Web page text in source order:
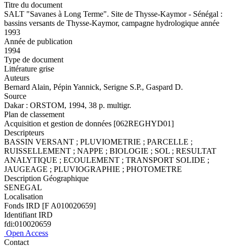
Titre du document
SALT "Savanes à Long Terme". Site de Thysse-Kaymor - Sénégal :
bassins versants de Thysse-Kaymor, campagne hydrologique année
1993
Année de publication
1994
Type de document
Littérature grise
Auteurs
Bernard Alain, Pépin Yannick, Serigne S.P., Gaspard D.
Source
Dakar : ORSTOM, 1994, 38 p. multigr.
Plan de classement
Acquisition et gestion de données [062REGHYD01]
Descripteurs
BASSIN VERSANT ; PLUVIOMETRIE ; PARCELLE ;
RUISSELLEMENT ; NAPPE ; BIOLOGIE ; SOL ; RESULTAT
ANALYTIQUE ; ECOULEMENT ; TRANSPORT SOLIDE ;
JAUGEAGE ; PLUVIOGRAPHIE ; PHOTOMETRE
Description Géographique
SENEGAL
Localisation
Fonds IRD [F A010020659]
Identifiant IRD
fdi:010020659
Open Access
Contact